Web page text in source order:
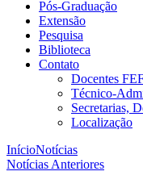
Pós-Graduação
Extensão
Pesquisa
Biblioteca
Contato
Docentes
Técnico-
Secretarias,
Localização
InícioNotícias
Notícias Anteriores